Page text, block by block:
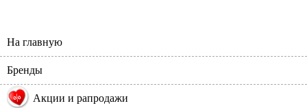
На главную
Бренды
% Акции и рапродажи